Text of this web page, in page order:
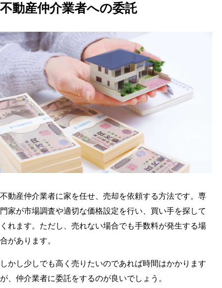
不動産仲介業者への委託
不動産仲介業者に家を任せ、売却を依頼する方法です。専
門家が市場調査や適切な価格設定を行い、買い手を探して
くれます。ただし、売れない場合でも手数料が発生する場
合があります。
しかし少しでも高く売りたいのであれば時間はかかります
が、仲介業者に委託をするのが良いでしょう。